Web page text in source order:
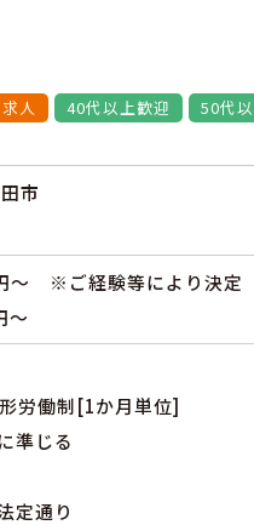
人 40代以上歓迎 50代
市
～ ※ご経験等により決定
～
労働制[1か月単位]
準じる
定通り